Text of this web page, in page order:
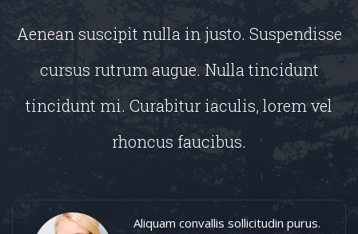
Aenean suscipit nulla in justo. Suspendisse
cursus rutrum augue. Nulla tincidunt
tincidunt mi. Curabitur iaculis, lorem vel
rhoncus faucibus.
Aliquam convallis sollicitudin purus.